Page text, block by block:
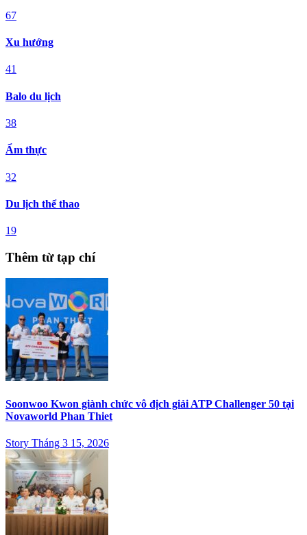
67
Xu hướng
41
Balo du lịch
38
Ẩm thực
32
Du lịch thể thao
19
Thêm từ tạp chí
Soonwoo Kwon giành chức vô địch giải ATP Challenger 50 tại
Novaworld Phan Thiet
Story Tháng 3 15, 2026